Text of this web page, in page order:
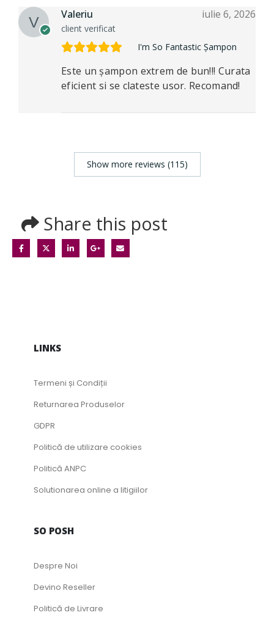
Valeriu
client verificat
iulie 6, 2026
I'm So Fantastic Șampon
Este un șampon extrem de bun!!! Curata
eficient si se clateste usor. Recomand!
Show more reviews (115)
Share this post
LINKS
Termeni și Condiții
Returnarea Produselor
GDPR
Politică de utilizare cookies
Politică ANPC
Solutionarea online a litigiilor
SO POSH
Despre Noi
Devino Reseller
Politică de Livrare